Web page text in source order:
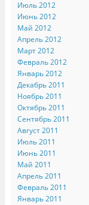
Июль 2012
Июнь 2012
Май 2012
Апрель 2012
Март 2012
Февраль 2012
Январь 2012
Декабрь 2011
Ноябрь 2011
Октябрь 2011
Сентябрь 2011
Август 2011
Июль 2011
Июнь 2011
Май 2011
Апрель 2011
Февраль 2011
Январь 2011